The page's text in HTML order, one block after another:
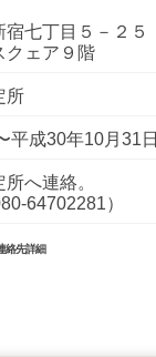
七丁目５－２５
クェア９階
所
平成30年10月31日
へ連絡。
64702281）
絡先詳細